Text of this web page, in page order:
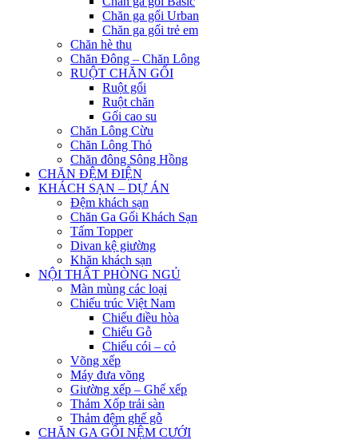
Chăn ga gối Urban
Chăn ga gối trẻ em
Chăn hè thu
Chăn Đông – Chăn Lông
RUỘT CHĂN GỐI
Ruột gối
Ruột chăn
Gối cao su
Chăn Lông Cừu
Chăn Lông Thỏ
Chăn đông Sông Hồng
CHĂN ĐỆM ĐIỆN
KHÁCH SẠN – DỰ ÁN
Đệm khách sạn
Chăn Ga Gối Khách Sạn
Tấm Topper
Divan kệ giường
Khăn khách sạn
NỘI THẤT PHÒNG NGỦ
Màn mùng các loại
Chiếu trúc Việt Nam
Chiếu điều hòa
Chiếu Gỗ
Chiếu cói – cỏ
Võng xếp
Máy đưa võng
Giường xếp – Ghế xếp
Thảm Xốp trải sàn
Thảm đệm ghế gỗ
CHĂN GA GỐI NỆM CƯỚI